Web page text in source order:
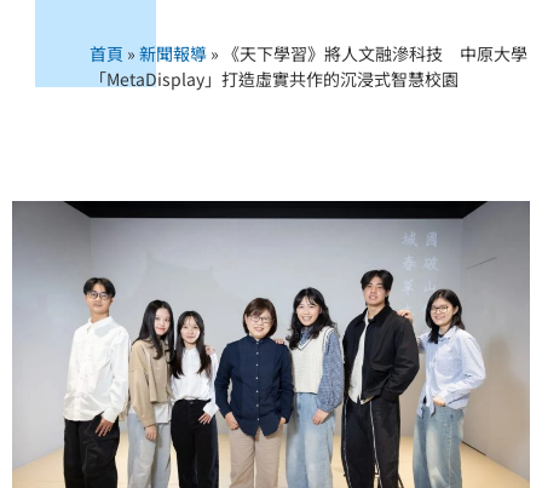
首頁 »新聞報導 » 《天下學習》將人文融滲科技 中原大學
「MetaDisplay」打造虛實共作的沉浸式智慧校園